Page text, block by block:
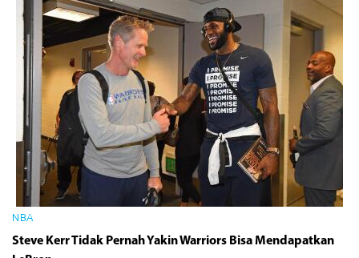
NBA
Steve Kerr Tidak Pernah Yakin Warriors Bisa Mendapatkan